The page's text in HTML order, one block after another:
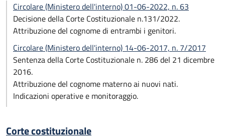
Circolare (Ministero dell'interno) 01-06-2022, n. 63
Decisione della Corte Costituzionale n.131/2022.
Attribuzione del cognome di entrambi i genitori.
Circolare (Ministero dell'interno) 14-06-2017, n. 7/2017
Sentenza della Corte Costituzionale n. 286 del 21 dicembre
2016.
Attribuzione del cognome materno ai nuovi nati.
Indicazioni operative e monitoraggio.
Corte costituzionale